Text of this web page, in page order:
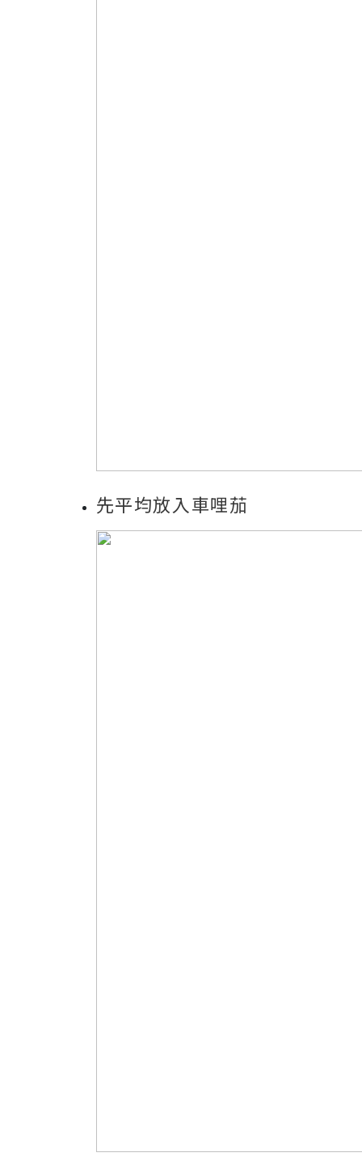
先平均放入車哩茄